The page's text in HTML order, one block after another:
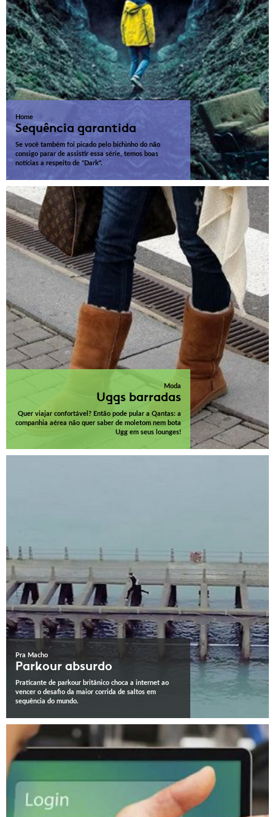
Home
Sequência garantida
Se você também foi picado pelo bichinho do não
consigo parar de assistir essa série, temos boas
notícias a respeito de "Dark".
Moda
Uggs barradas
Quer viajar confortável? Então pode pular a Qantas: a
companhia aérea não quer saber de moletom nem bota
Ugg em seus lounges!
Pra Macho
Parkour absurdo
Praticante de parkour britânico choca a internet ao
vencer o desafio da maior corrida de saltos em
sequência do mundo.